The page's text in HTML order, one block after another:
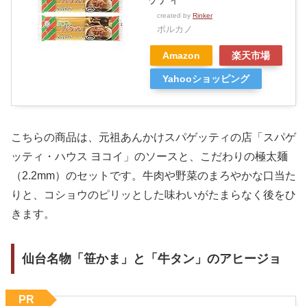
created by Rinker
ボルカノ
Amazon 楽天市場
Yahooショッピング
こちらの商品は、元祖あんかけスパゲッティの店「スパゲ
ッティ・ハウス ヨコイ」のソースと、こだわりの極太麺
（2.2mm）のセットです。牛肉や野菜のまろやかな口当た
りと、コショウのピリッとした味わいがたまらなく後をひ
きます。
仙台名物「笹かま」と「牛タン」のアヒージョ
PR